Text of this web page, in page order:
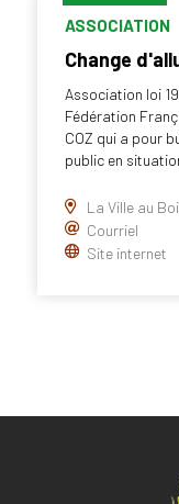
ASSOCIATION
Change
Association loi
Fédération
COZ qui a pour
public en
La Ville au
Courriel
Site internet